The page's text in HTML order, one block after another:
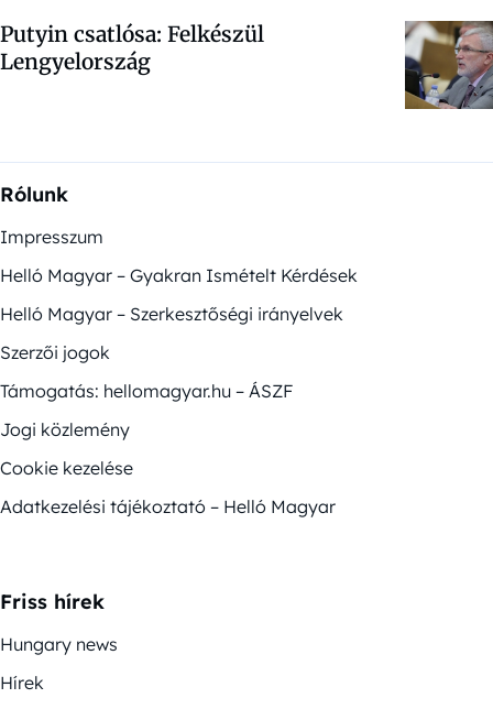
Putyin csatlósa: Felkészül
Lengyelország
Rólunk
Impresszum
Helló Magyar – Gyakran Ismételt Kérdések
Helló Magyar – Szerkesztőségi irányelvek
Szerzői jogok
Támogatás: hellomagyar.hu – ÁSZF
Jogi közlemény
Cookie kezelése
Adatkezelési tájékoztató – Helló Magyar
Friss hírek
Hungary news
Hírek